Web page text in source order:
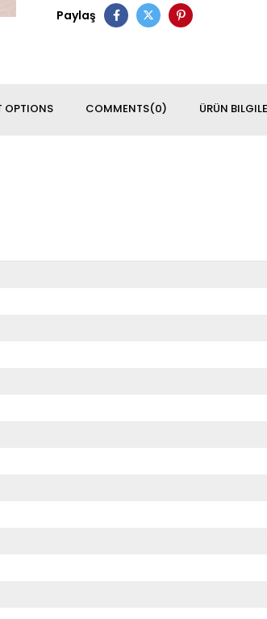
Paylaş
COMMENTS(0)
OPTIONS ÜRÜN